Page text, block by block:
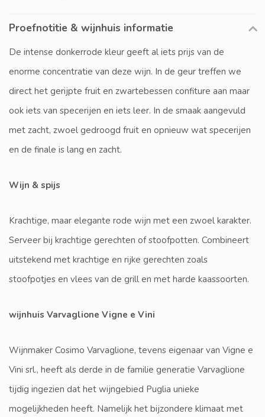
Proefnotitie & wijnhuis informatie
De intense donkerrode kleur geeft al iets prijs van de
enorme concentratie van deze wijn. In de geur treffen we
direct het gerijpte fruit en zwartebessen confiture aan maar
ook iets van specerijen en iets leer. In de smaak aangevuld
met zacht, zwoel gedroogd fruit en opnieuw wat specerijen
en de finale is lang en zacht.
Wijn & spijs
Krachtige, maar elegante rode wijn met een zwoel karakter.
Serveer bij krachtige gerechten of stoofpotten. Combineert
uitstekend met krachtige en rijke gerechten zoals
stoofpotjes en vlees van de grill en met harde kaassoorten.
wijnhuis Varvaglione Vigne e Vini
Wijnmaker Cosimo Varvaglione, tevens eigenaar van Vigne e
Vini srl., heeft als derde in de familie generatie Varvaglione
tijdig ingezien dat het wijngebied Puglia unieke
mogelijkheden heeft. Namelijk het bijzondere klimaat met